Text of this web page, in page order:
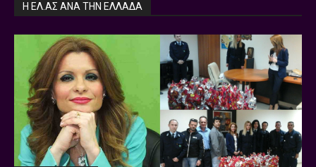
Η ΕΛ.ΑΣ ΑΝΆ ΤΗΝ ΕΛΛΆΔΑ